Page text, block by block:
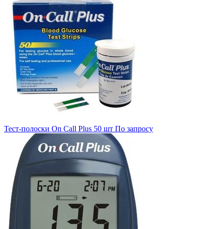
Тест-полоски On Call Plus 50 шт По запросу